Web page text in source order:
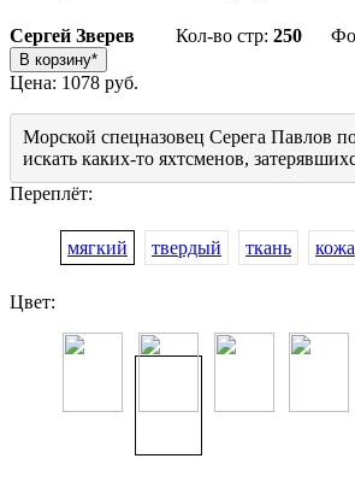
Сергей Зверев Кол-во стр: 250
Цена: 1078 руб.
Морской спецназовец Серега Павлов
искать каких-то яхтсменов,
Переплёт:
мягкий твердый ткань кожа
Цвет: